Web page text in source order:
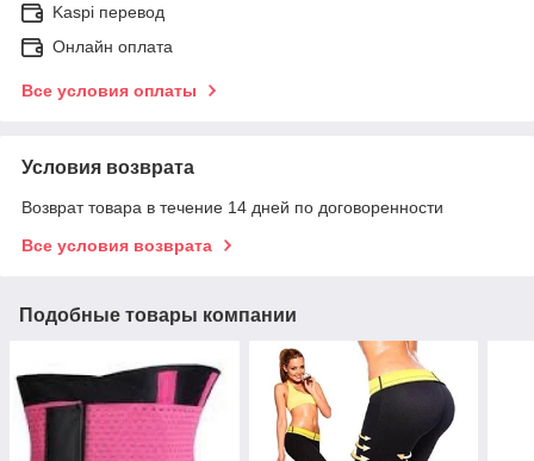
Kaspi перевод
Онлайн оплата
Все условия оплаты
Условия возврата
Возврат товара в течение 14 дней по договоренности
Все условия возврата
Подобные товары компании